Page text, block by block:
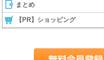
まとめ
【PR】ショッピング